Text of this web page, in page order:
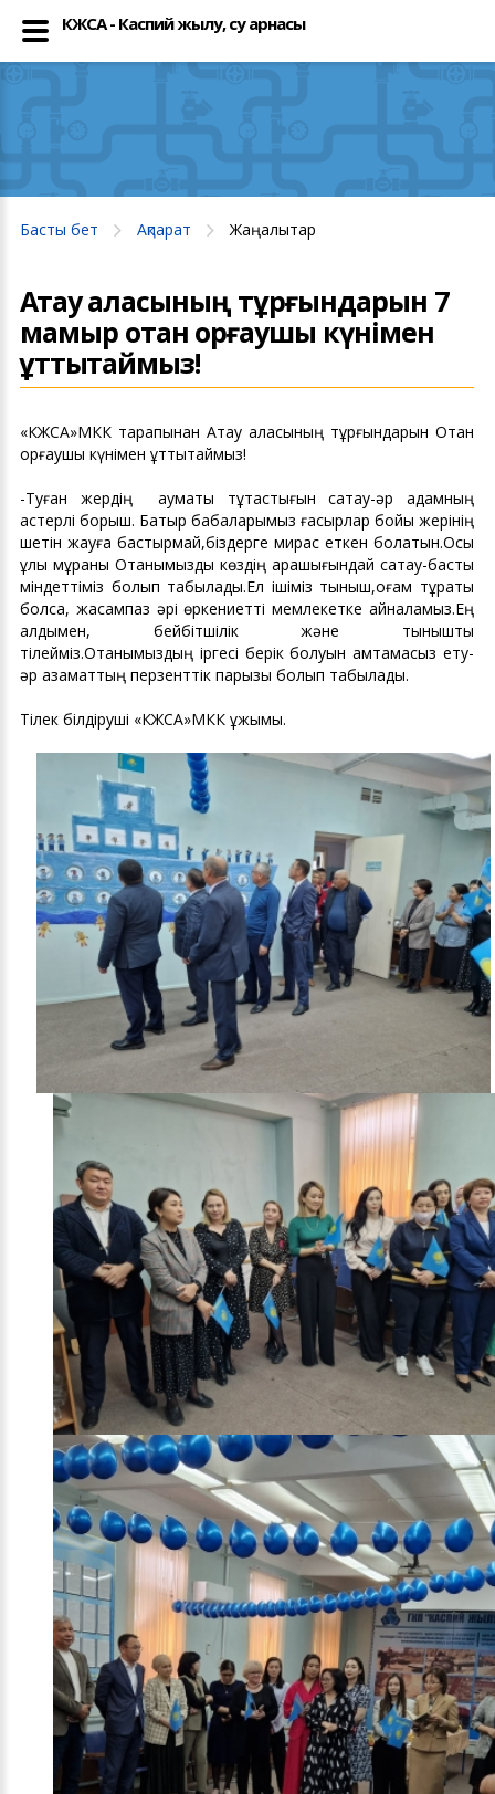
Басты бет Aқпарат Жаңалықтар
Ақтау қаласының тұрғындарын 7
мамыр отан қорғаушы күнімен
құттықтаймыз!
«КЖСА»МКК тарапынан Ақтау қаласының тұрғындарын Отан
қорғаушы күнімен құттықтаймыз!
-Туған жердің аумақтық тұтастығын сақтау-әр адамның
қастерлі борыш. Батыр бабаларымыз ғасырлар бойы жерінің
шетін жауға бастырмай,біздерге мирас еткен болатын.Осы
ұлы мұраны Отанымызды көздің қарашығындай сақтау-басты
міндеттіміз болып табылады.Ел ішіміз тыныш,қоғам тұрақты
болса, жасампаз әрі өркениетті мемлекетке айналамыз.Ең
алдымен, бейбітшілік және тыныштық
тілейміз.Отанымыздың іргесі берік болуын қамтамасыз ету-
әр азаматтың перзенттік парызы болып табылады.
Тілек білдіруші «КЖСА»МКК ұжымы.
КЖСА - Каспий жылу, су арнасы